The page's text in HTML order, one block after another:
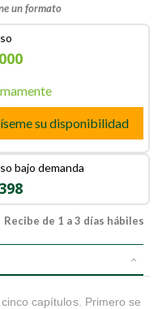
un formato
su disponibilidad
bajo demanda
Recibe de 1 a 3 días hábiles
capítulos. Primero se